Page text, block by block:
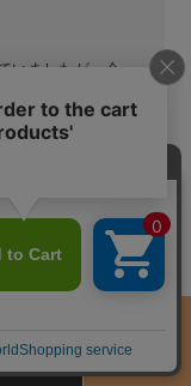
いましたが、今
ほどにふっくら
します！また、
ーロッパの寝室
いたくなりま
ついても目立
ね。
カート